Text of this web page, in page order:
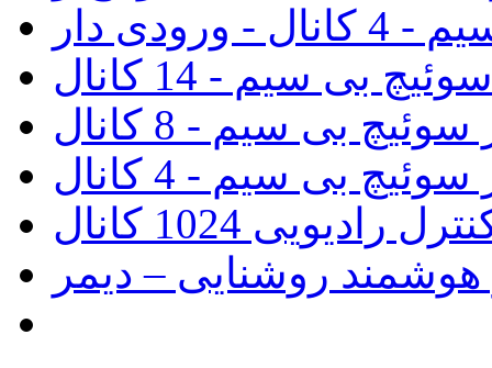
دار
بی سیم - 14 کانال
بی سیم - 8 کانال
بی سیم - 4 کانال
1024 کانال
هوشمند روشنایی – دیمر